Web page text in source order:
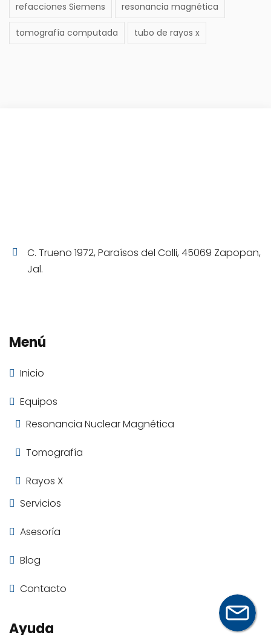
refacciones Siemens resonancia magnética
tomografía computada tubo de rayos x
C. Trueno 1972, Paraísos del Colli, 45069 Zapopan,
Jal.
Menú
Inicio
Equipos
Resonancia Nuclear Magnética
Tomografía
Rayos X
Servicios
Asesoría
Blog
Contacto
Ayuda